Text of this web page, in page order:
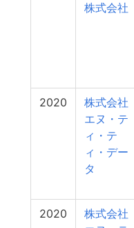
株式会社
2020
株式会社
エヌ・テ
ィ・テ
ィ・デー
タ
2020
株式会社